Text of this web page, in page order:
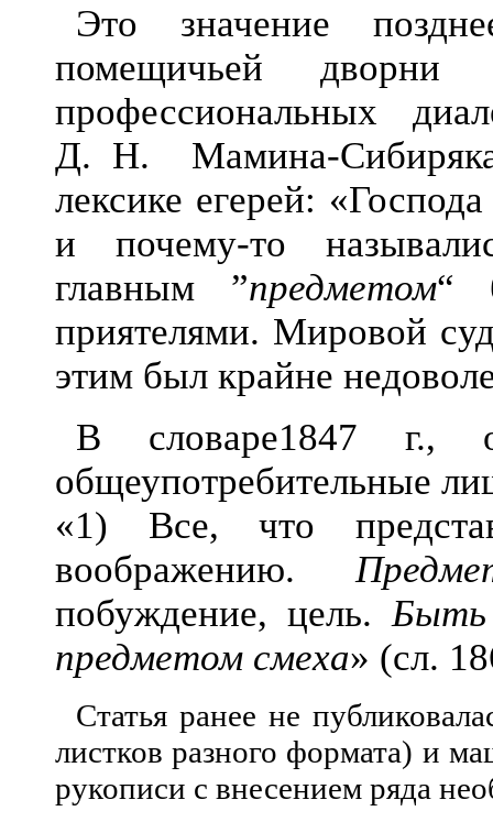
Это значение
помещичьей
профессиональных
Д. Н. Мамина-Сибиряка
лексике егерей:
и почему-то
главным ”предметом“
приятелями. Мировой
этим был крайне
В словаре1847 г.,
общеупотребительные
«1) Все, что
воображению.
побуждение, цель. Быть
предметом смеха» (сл.
Статья ранее не
листков разного формата) и
рукописи с внесением ряда